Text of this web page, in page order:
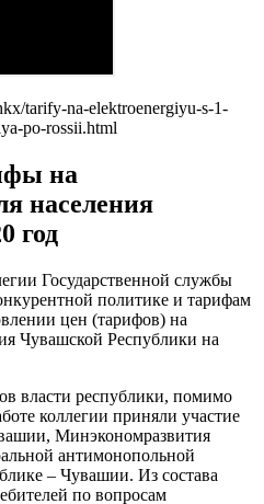
tarify-na-elektroenergiyu-s-1-
po-rossii.html
на
населения
год
Государственной службы
политике и тарифам
цен (тарифов) на
Чувашской Республики на
власти республики, помимо
коллегии приняли участие
Минэкономразвития
антимонопольной
– Чувашии. Из состава
по вопросам